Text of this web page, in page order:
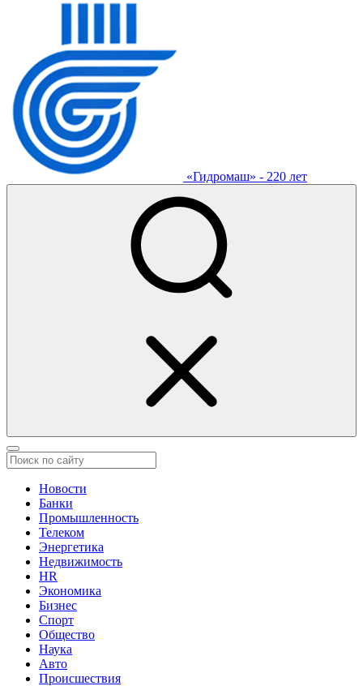
«Гидромаш» - 220 лет
Новости
Банки
Промышленность
Телеком
Энергетика
Недвижимость
HR
Экономика
Бизнес
Спорт
Общество
Наука
Авто
Происшествия